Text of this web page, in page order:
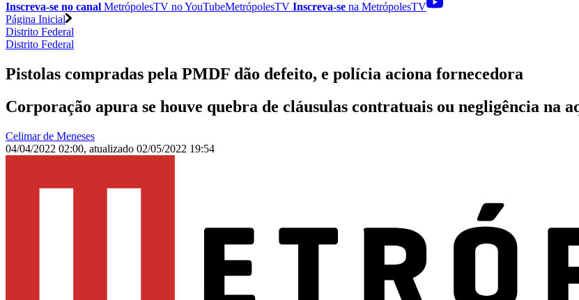
Inscreva-se no canal MetrópolesTV noYouTubeMetrópolesTV Inscreva-se na MetrópolesTV
Página Inicial
Distrito Federal
Distrito Federal
Pistolas compradas pela PMDF dão defeito, e polícia aciona fornecedora
Corporação apura se houve quebra de cláusulas contratuais ou negligência na
Celimar de Meneses
04/04/2022 02:00, atualizado 02/05/2022 19:54